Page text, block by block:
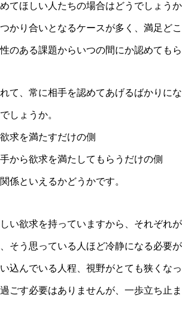
てほしい人たちの場合はどうでしょうか
かり合いとなるケースが多く、満足ど
のある課題からいつの間にか認めても
て、常に相手を認めてあげるばかりに
しょうか。
求を満たすだけの側
から欲求を満たしてもらうだけの側
係といえるかどうかです。
い欲求を持っていますから、それぞれ
そう思っている人ほど冷静になる必要
込んでいる人程、視野がとても狭くなっ
ごす必要はありませんが、一歩立ち止